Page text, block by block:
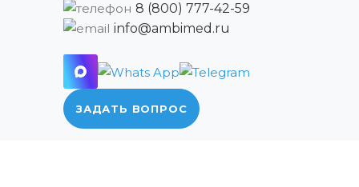
8 (800) 777-42-59
info@ambimed.ru
ЗАДАТЬ ВОПРОС